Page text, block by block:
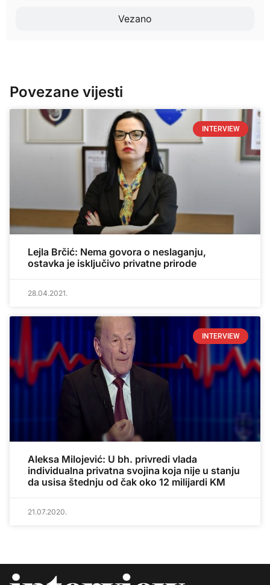
Vezano
Povezane vijesti
INTERVIEW
Lejla Brčić: Nema govora o neslaganju,
ostavka je isključivo privatne prirode
28.04.2021.
INTERVIEW
Aleksa Milojević: U bh. privredi vlada
individualna privatna svojina koja nije u stanju
da usisa štednju od čak oko 12 milijardi KM
21.07.2020.